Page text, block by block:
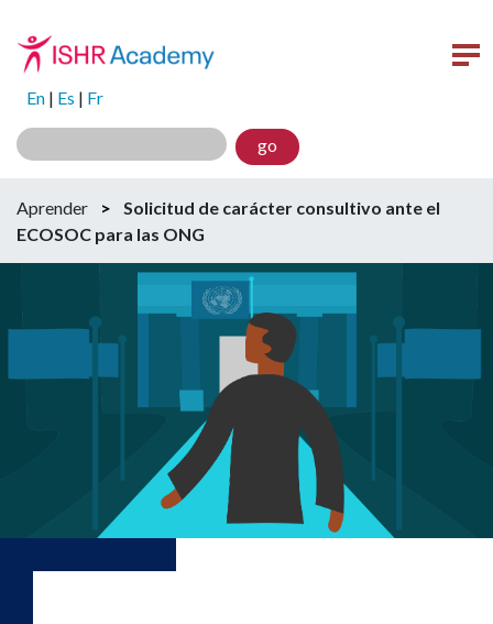
En | Es | Fr
go
Aprender >
Solicitud de carácter consultivo ante el
ECOSOC para las ONG